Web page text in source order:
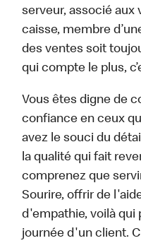
serveur, associé aux
caisse, membre
des ventes soit
qui compte le plus,
Vous êtes digne de
confiance en ceux
avez le souci du
la qualité qui fait
comprenez que
Sourire, offrir de
d'empathie, voilà qui
journée d'un client.